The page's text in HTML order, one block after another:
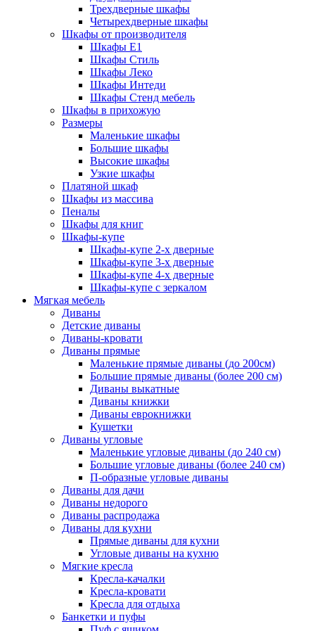
Трехдверные шкафы
Четырехдверные шкафы
Шкафы от производителя
Шкафы E1
Шкафы Стиль
Шкафы Леко
Шкафы Интеди
Шкафы Стенд мебель
Шкафы в прихожую
Размеры
Маленькие шкафы
Большие шкафы
Высокие шкафы
Узкие шкафы
Платяной шкаф
Шкафы из массива
Пеналы
Шкафы для книг
Шкафы-купе
Шкафы-купе 2-х дверные
Шкафы-купе 3-х дверные
Шкафы-купе 4-х дверные
Шкафы-купе с зеркалом
Мягкая мебель
Диваны
Детские диваны
Диваны-кровати
Диваны прямые
Маленькие прямые диваны (до 200см)
Большие прямые диваны (более 200 см)
Диваны выкатные
Диваны книжки
Диваны еврокнижки
Кушетки
Диваны угловые
Маленькие угловые диваны (до 240 см)
Большие угловые диваны (более 240 см)
П-образные угловые диваны
Диваны для дачи
Диваны недорого
Диваны распродажа
Диваны для кухни
Прямые диваны для кухни
Угловые диваны на кухню
Мягкие кресла
Кресла-качалки
Кресла-кровати
Кресла для отдыха
Банкетки и пуфы